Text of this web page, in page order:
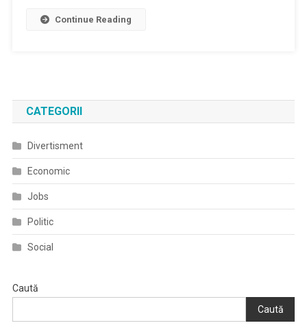
Continue Reading
CATEGORII
Divertisment
Economic
Jobs
Politic
Social
Caută
Caută